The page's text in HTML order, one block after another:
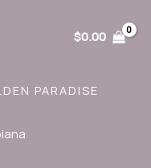
$0.00
PARADISE